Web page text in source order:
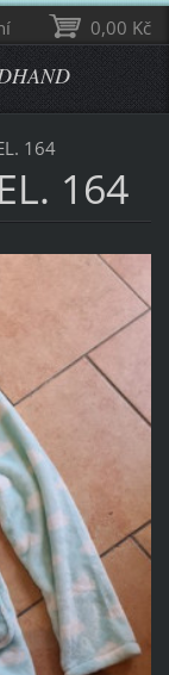
164
164
0,00 Kč